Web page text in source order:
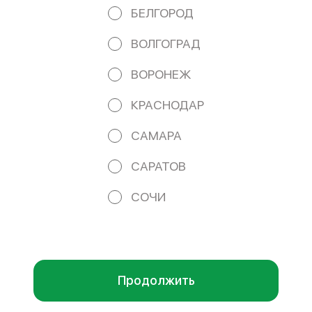
аналитических сервисов согласно нашейполитике
конфиденциальности
Работает на эффективном ядреFoodpicásso
ПОЛИТИКА КОНФИДЕНЦИАЛЬНОСТИ
БЕЛГОРОД
ВОЛГОГРАД
ВОРОНЕЖ
КРАСНОДАР
САМАРА
САРАТОВ
СОЧИ